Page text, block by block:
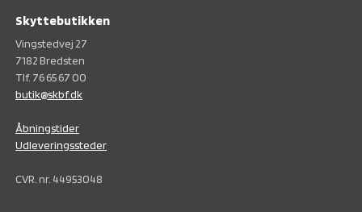
Skyttebutikken
Vingstedvej 27
7182 Bredsten
Tlf. 76 65 67 00
butik@skbf.dk
Åbningstider
Udleveringssteder
CVR. nr. 44953048